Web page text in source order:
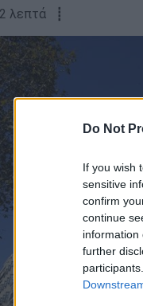
Do Not
If you wish
sensitive
confirm
continue
information
further
λεπτά ┋